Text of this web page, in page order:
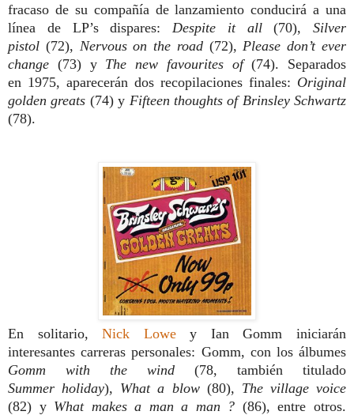
fracaso de su compañía de lanzamiento conducirá a una
línea de LP’sdispares: Despite it all(70), Silver
pistol (72), Nervous on the road(72), Pleasedon’t ever
change (73) y The new favourites of(74). Separados
en 1975, aparecerán dos recopilaciones finales: Original
golden greats (74) y Fifteen thoughtsof Brinsley Schwartz
(78).
En solitario,Nick Lowey Ian Gomminiciarán
interesantes carreras personales: Gomm, con los álbumes
Gomm with the wind (78, también titulado
Summer holiday), What a blow(80), The village voice
(82) y What makes a man a man ? (86), entre otros.